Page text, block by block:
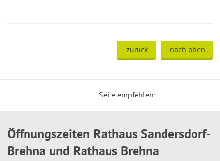
zurück nach oben
Seite empfehlen:
Öffnungszeiten Rathaus Sandersdorf-
Brehna und Rathaus Brehna